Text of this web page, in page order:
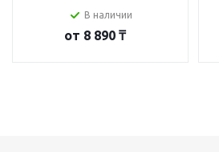
В наличии
от 8 890 ₸